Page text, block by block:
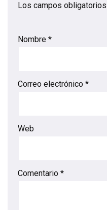
Los campos
Nombre *
Correo electrónico *
Web
Comentario *